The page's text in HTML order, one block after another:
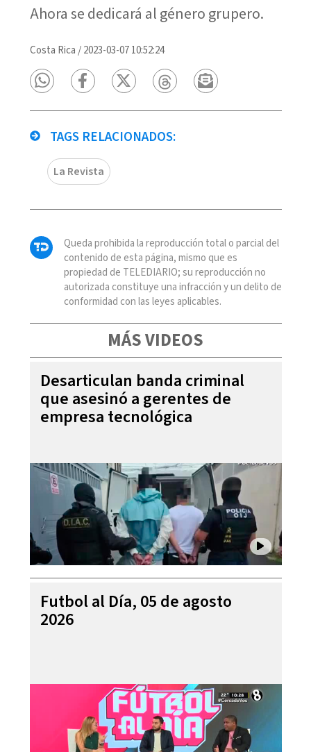
Ahora se dedicará al género grupero.
Costa Rica /2023-03-07 10:52:24
TAGS RELACIONADOS:
La Revista
Queda prohibida la reproducción total o parcial del
contenido de esta página, mismo que es
propiedad de TELEDIARIO; su reproducción no
autorizada constituye una infracción y un delito de
conformidad con las leyes aplicables.
MÁS VIDEOS
Desarticulan banda criminal
que asesinó a gerentes de
empresa tecnológica
Futbol al Día, 05 de agosto
2026